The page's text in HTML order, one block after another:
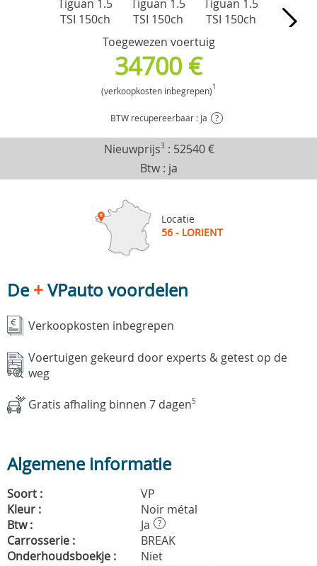
Toegewezen voertuig
34700 €
(verkoopkosten inbegrepen)1
BTW recupereerbaar : Ja ?
Nieuwprijs3 : 52540 €
Btw : ja
Locatie
56 - LORIENT
De+VPauto voordelen
Verkoopkosten inbegrepen
Voertuigen gekeurd door experts & getest op de
weg
Gratis afhaling binnen 7 dagen5
Algemene informatie
Soort :
VP
Kleur :
Noir métal
Btw :
Ja ?
Carrosserie :
BREAK
Onderhoudsboekje :
Niet